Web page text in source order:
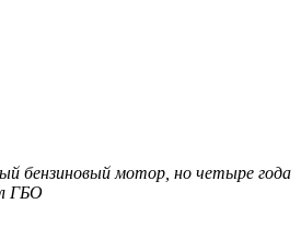
бензиновый мотор, но четыре года
ГБО